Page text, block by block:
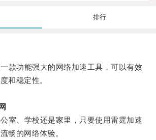
排行
功能强大的网络加速工具，可以有效
和稳定性。
、学校还是家里，只要使用雷霆加速
畅的网络体验。